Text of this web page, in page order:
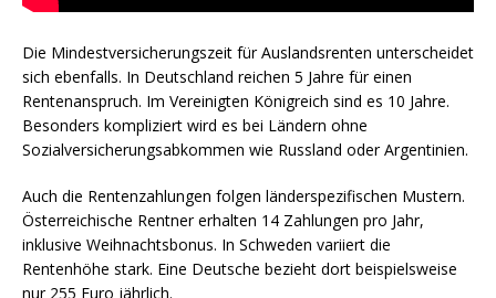
Die Mindestversicherungszeit für Auslandsrenten unterscheidet
sich ebenfalls. In Deutschland reichen 5 Jahre für einen
Rentenanspruch. Im Vereinigten Königreich sind es 10 Jahre.
Besonders kompliziert wird es bei Ländern ohne
Sozialversicherungsabkommen wie Russland oder Argentinien.
Auch die Rentenzahlungen folgen länderspezifischen Mustern.
Österreichische Rentner erhalten 14 Zahlungen pro Jahr,
inklusive Weihnachtsbonus. In Schweden variiert die
Rentenhöhe stark. Eine Deutsche bezieht dort beispielsweise
nur 255 Euro jährlich.